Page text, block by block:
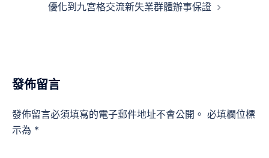
優化到九宮格交流新失業群體辦事保證
發佈留言
發佈留言必須填寫的電子郵件地址不會公開。 必填欄位標
示為 *